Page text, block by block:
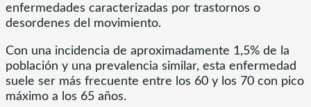
enfermedades caracterizadas por trastornos o
desordenes del movimiento.
Con una incidencia de aproximadamente 1,5% de la
población y una prevalencia similar, esta enfermedad
suele ser más frecuente entre los 60 y los 70 con pico
máximo a los 65 años.